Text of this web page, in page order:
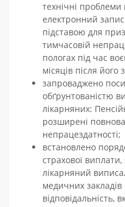
технічні
електронний
підставою для
тимчасовій
пологах під час
місяців після
запроваджено
обґрунтованістю
лікарняних:
розширені
непрацездатності;
встановлено
страхової
лікарняний
медичних